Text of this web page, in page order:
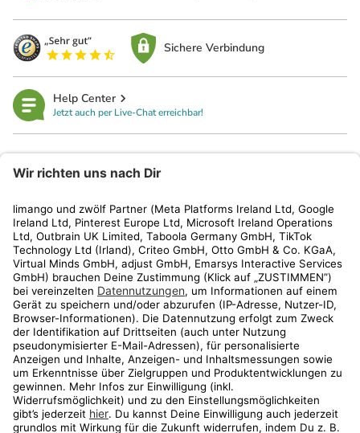
Sichere Verbindung
Help Center
Jetzt auch per Live-Chat erreichbar!
Kundenservice
Shop
Aktionen
Travel